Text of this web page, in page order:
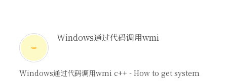
Windows通过代码调用wmi
Windows通过代码调用wmi c++ - How to get system